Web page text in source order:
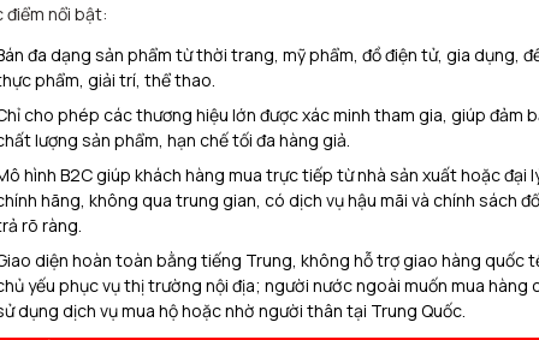
điểm nổi bật:
đa dạng sản phẩm từ thời trang, mỹ phẩm, đồ điện tử, gia dụng,
phẩm, giải trí, thể thao.​
cho phép các thương hiệu lớn được xác minh tham gia, giúp đảm
lượng sản phẩm, hạn chế tối đa hàng giả.​
hình B2C giúp khách hàng mua trực tiếp từ nhà sản xuất hoặc đại
hãng, không qua trung gian, có dịch vụ hậu mãi và chính sách
rõ ràng.​
diện hoàn toàn bằng tiếng Trung, không hỗ trợ giao hàng quốc
yếu phục vụ thị trường nội địa; người nước ngoài muốn mua hàng
dụng dịch vụ mua hộ hoặc nhờ người thân tại Trung Quốc.